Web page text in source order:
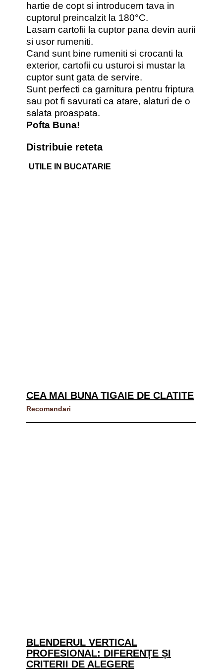
hartie de copt si introducem tava in
cuptorul preincalzit la 180°C.
Lasam cartofii la cuptor pana devin aurii
si usor rumeniti.
Cand sunt bine rumeniti si crocanti la
exterior, cartofii cu usturoi si mustar la
cuptor sunt gata de servire.
Sunt perfecti ca garnitura pentru friptura
sau pot fi savurati ca atare, alaturi de o
salata proaspata.
Pofta Buna!
Distribuie reteta
UTILE IN BUCATARIE
CEA MAI BUNA TIGAIE DE CLATITE
Recomandari
BLENDERUL VERTICAL
PROFESIONAL: DIFERENȚE ȘI
CRITERII DE ALEGERE